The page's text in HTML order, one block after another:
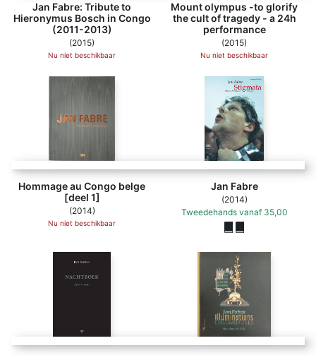
Jan Fabre: Tribute to
Hieronymus Bosch in Congo
(2011-2013)
(2015)
Nu niet beschikbaar
Mount olympus -to glorify
the cult of tragedy - a 24h
performance
(2015)
Nu niet beschikbaar
Hommage au Congo belge
[deel 1]
(2014)
Nu niet beschikbaar
Jan Fabre
(2014)
Tweedehands vanaf 35,00